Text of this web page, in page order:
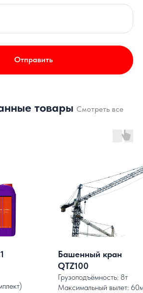
Отправить
товары Смотреть все
Башенный кран
QTZ100
Грузоподъёмность: 8т
Максимальный вылет: